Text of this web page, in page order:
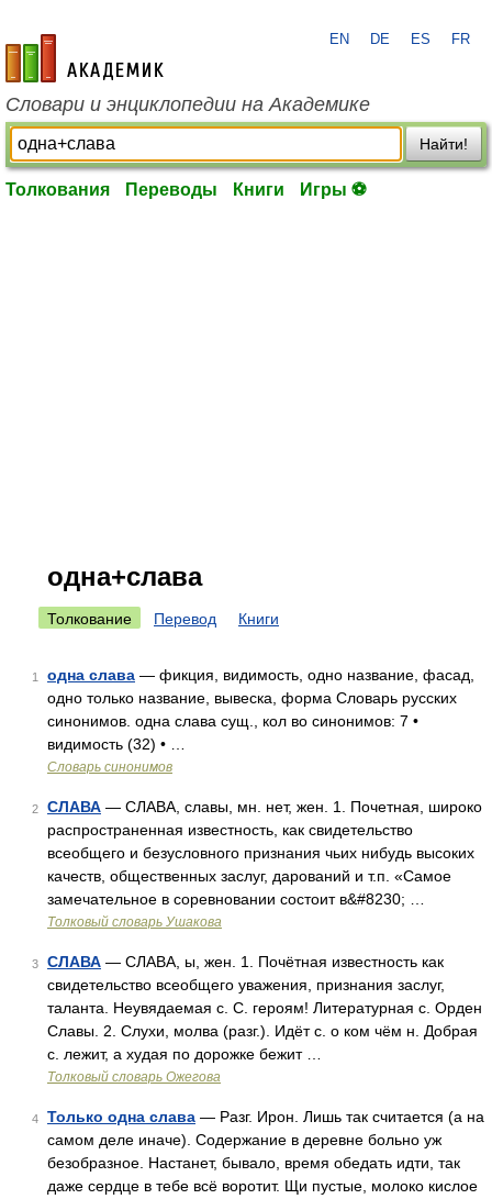
academic.ru
EN DE ES FR
Словари и энциклопедии на Академике
Найти!
Толкования Переводы Книги Игры ⚽
одна+слава
Толкование Перевод Книги
1 одна слава — фикция, видимость, одно название, фасад,
одно только название, вывеска, форма Словарь русских
синонимов. одна слава сущ., кол во синонимов: 7 •
видимость (32) • …
Словарь синонимов
2 СЛАВА — СЛАВА, славы, мн. нет, жен. 1. Почетная, широко
распространенная известность, как свидетельство
всеобщего и безусловного признания чьих нибудь высоких
качеств, общественных заслуг, дарований и т.п. «Самое
замечательное в соревновании состоит в&#8230; …
Толковый словарь Ушакова
3 СЛАВА — СЛАВА, ы, жен. 1. Почётная известность как
свидетельство всеобщего уважения, признания заслуг,
таланта. Неувядаемая с. С. героям! Литературная с. Орден
Славы. 2. Слухи, молва (разг.). Идёт с. о ком чём н. Добрая
с. лежит, а худая по дорожке бежит …
Толковый словарь Ожегова
4 Только одна слава — Разг. Ирон. Лишь так считается (а на
самом деле иначе). Содержание в деревне больно уж
безобразное. Настанет, бывало, время обедать идти, так
даже сердце в тебе всё воротит. Щи пустые, молоко кислое